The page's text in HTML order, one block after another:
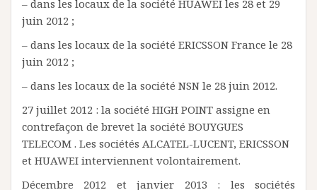
– dans les locaux de la société HUAWEI les 28 et 29
juin 2012 ;
– dans les locaux de la société ERICSSON France le 28
juin 2012 ;
– dans les locaux de la société NSN le 28 juin 2012.
27 juillet 2012 : la société HIGH POINT assigne en
contrefaçon de brevet la société BOUYGUES
TELECOM . Les sociétés ALCATEL-LUCENT, ERICSSON
et HUAWEI interviennent volontairement.
Décembre 2012 et janvier 2013 : les sociétés